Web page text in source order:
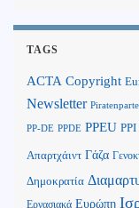
TAGS
ACTA Copyright
Newsletter
PP-DE PPDE PPEU PPI
Απαρτχάιντ Γάζα
Δημοκρατία
Εργασιακά Ευρώπη